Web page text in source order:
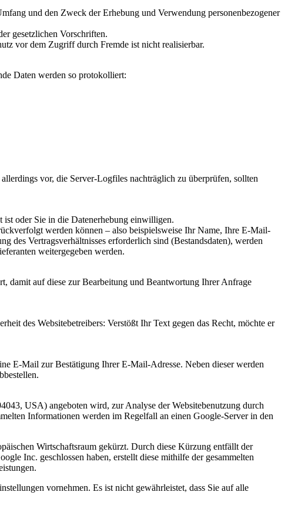
und den Zweck der Erhebung und Verwendung personenbezogener
gesetzlichen Vorschriften.
vor dem Zugriff durch Fremde ist nicht realisierbar.
Daten werden so protokolliert:
vor, die Server-Logfiles nachträglich zu überprüfen, sollten
ist oder Sie in die Datenerhebung einwilligen.
werden können – also beispielsweise Ihr Name, Ihre E-Mail-
des Vertragsverhältnisses erforderlich sind (Bestandsdaten), werden
weitergegeben werden.
damit auf diese zur Bearbeitung und Beantwortung Ihrer Anfrage
des Websitebetreibers: Verstößt Ihr Text gegen das Recht, möchte er
E-Mail zur Bestätigung Ihrer E-Mail-Adresse. Neben dieser werden
USA) angeboten wird, zur Analyse der Websitebenutzung durch
Informationen werden im Regelfall an einen Google-Server in den
Wirtschaftsraum gekürzt. Durch diese Kürzung entfällt der
Inc. geschlossen haben, erstellt diese mithilfe der gesammelten
vornehmen. Es ist nicht gewährleistet, dass Sie auf alle